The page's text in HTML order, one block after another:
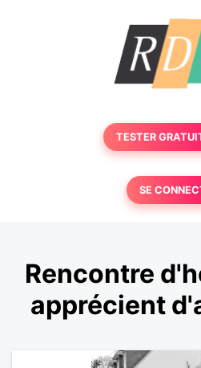
TESTER
SE
Rencontre
apprécient